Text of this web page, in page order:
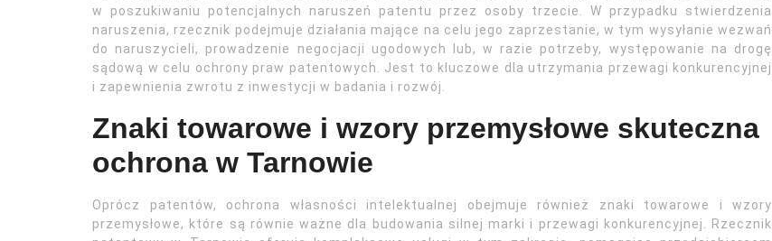
w poszukiwaniu potencjalnych naruszeń patentu przez osoby trzecie. W przypadku stwierdzenia
naruszenia, rzecznik podejmuje działania mające na celu jego zaprzestanie, w tym wysyłanie wezwań
do naruszycieli, prowadzenie negocjacji ugodowych lub, w razie potrzeby, występowanie na drogę
sądową w celu ochrony praw patentowych. Jest to kluczowe dla utrzymania przewagi konkurencyjnej
i zapewnienia zwrotu z inwestycji w badania i rozwój.
Znaki towarowe i wzory przemysłowe skuteczna
ochrona w Tarnowie
Oprócz patentów, ochrona własności intelektualnej obejmuje również znaki towarowe i wzory
przemysłowe, które są równie ważne dla budowania silnej marki i przewagi konkurencyjnej. Rzecznik